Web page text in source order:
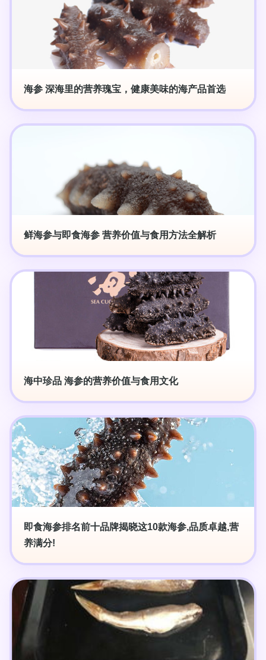
海参 深海里的营养瑰宝，健康美味的海产品首选
鲜海参与即食海参 营养价值与食用方法全解析
海中珍品 海参的营养价值与食用文化
即食海参排名前十品牌揭晓这10款海参,品质卓越,营
养满分!